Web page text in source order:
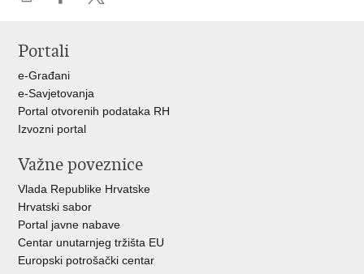
Facebooku
Portali
e-Građani
e-Savjetovanja
Portal otvorenih podataka RH
Izvozni portal
Važne poveznice
Vlada Republike Hrvatske
Hrvatski sabor
Portal javne nabave
Centar unutarnjeg tržišta EU
Europski potrošački centar